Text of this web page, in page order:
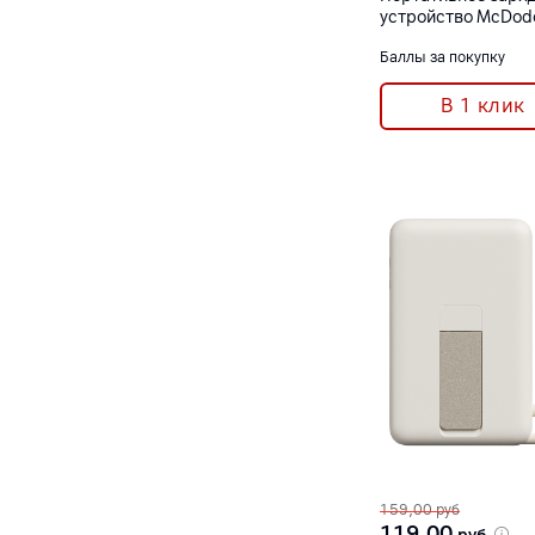
устройство
площадка для
черный [MC-1461]
Баллы за покупку
В 1 клик
159,00 руб